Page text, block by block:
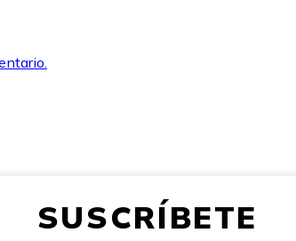
SUSCRÍBETE